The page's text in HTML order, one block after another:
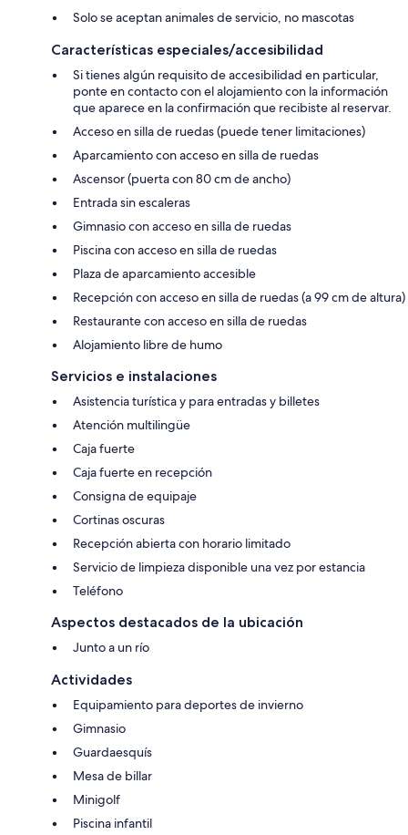
Solo se aceptan animales de servicio, no mascotas
Características especiales/accesibilidad
Si tienes algún requisito de accesibilidad en particular,
ponte en contacto con el alojamiento con la información
que aparece en la confirmación que recibiste al reservar.
Acceso en silla de ruedas (puede tener limitaciones)
Aparcamiento con acceso en silla de ruedas
Ascensor (puerta con 80 cm de ancho)
Entrada sin escaleras
Gimnasio con acceso en silla de ruedas
Piscina con acceso en silla de ruedas
Plaza de aparcamiento accesible
Recepción con acceso en silla de ruedas (a 99 cm de altura)
Restaurante con acceso en silla de ruedas
Alojamiento libre de humo
Servicios e instalaciones
Asistencia turística y para entradas y billetes
Atención multilingüe
Caja fuerte
Caja fuerte en recepción
Consigna de equipaje
Cortinas oscuras
Recepción abierta con horario limitado
Servicio de limpieza disponible una vez por estancia
Teléfono
Aspectos destacados de la ubicación
Junto a un río
Actividades
Equipamiento para deportes de invierno
Gimnasio
Guardaesquís
Mesa de billar
Minigolf
Piscina infantil